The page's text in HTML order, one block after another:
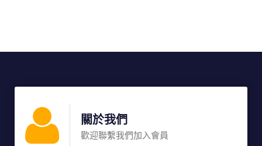
關於我們
歡迎聯繫我們加入會員